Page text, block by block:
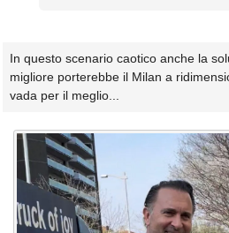
In questo scenario caotico anche la
migliore porterebbe il Milan a
vada per il meglio...